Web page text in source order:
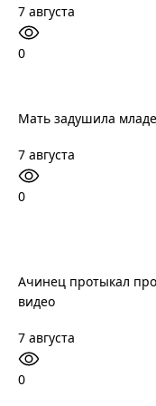
7 августа
0
Мать задушила
7 августа
0
Ачинец протыкал
видео
7 августа
0